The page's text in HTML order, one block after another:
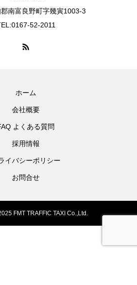
南富良野町字幾寅1003-3
52-2011
ホーム
会社概要
よくある質問
採用情報
イバシーポリシー
お問合せ
FMT TRAFFIC TAXI Co.,Ltd.